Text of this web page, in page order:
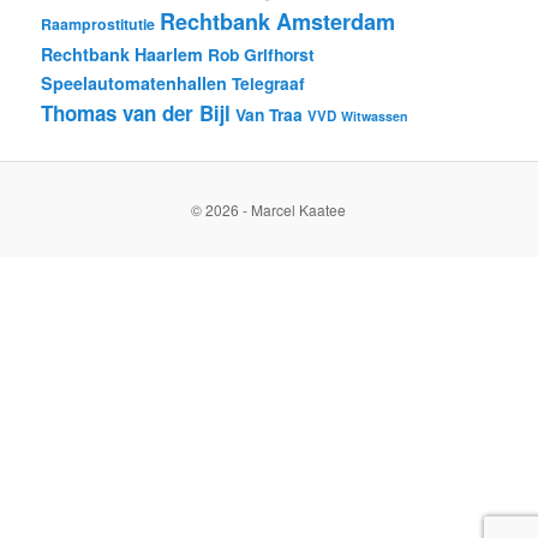
Raamprostitutie Rechtbank Amsterdam
Rechtbank Haarlem Rob Grifhorst
Speelautomatenhallen Telegraaf
Thomas van der Bijl Van Traa VVD Witwassen
© 2026 - Marcel Kaatee